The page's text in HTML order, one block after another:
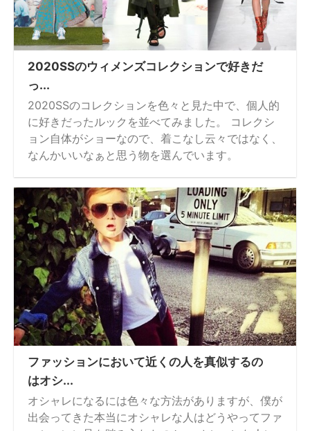
2020SSのウィメンズコレクションで好きだ
っ...
2020SSのコレクションを色々と見た中で、個人的
に好きだったルックを並べてみました。 コレクシ
ョン自体がショーなので、着こなし云々ではなく、
なんかいいなぁと思う物を選んでいます。
ファッションにおいて近くの人を真似するの
はオシ...
オシャレになるには色々な方法がありますが、僕が
出会ってきた本当にオシャレな人はどうやってファ